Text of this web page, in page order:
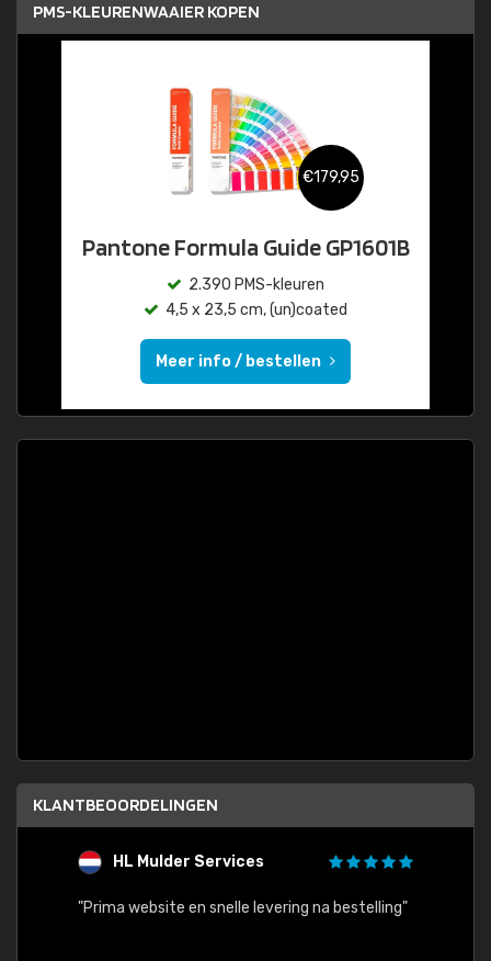
PMS-KLEURENWAAIER KOPEN
€179,95
Pantone Formula Guide GP1601B
2.390 PMS-kleuren
4,5 x 23,5 cm, (un)coated
Meer info / bestellen
KLANTBEOORDELINGEN
HL Mulder Services
"Prima website en snelle levering na bestelling"